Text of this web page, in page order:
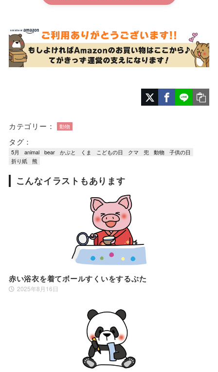
カテゴリー： 動物
タグ：
5月 animal bear かぶと くま こどもの日 クマ 兜 動物
子供の日
折り紙
熊
こんなイラストもあります
赤い浴衣を着てボールすくいをするぶた
2025年8月16日